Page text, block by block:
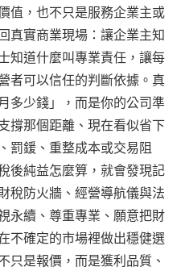
值，也不只是服務企業主或
真實商業現場：讓企業主知
知道什麼叫專業責任，讓每
者可以信任的判斷依據。真
多少錢」，而是你的公司準
撐那個距離、現在看似省下
罰鍰、重整成本或交易阻
後純益怎麼算，就會發現記
稅防火牆、經營導航儀與法
永續、尊重專業、願意把財
不確定的市場裡做出穩健選
只是報價，而是獲利品質、